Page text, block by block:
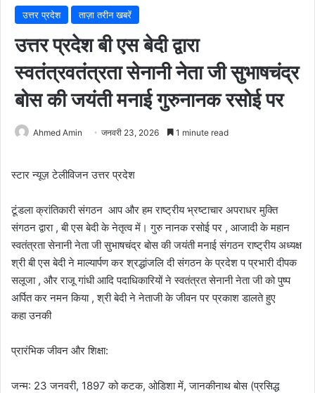
उत्तर प्रदेश ताज़ा तरीन खबरें
उत्तर प्रदेश बी एस बेदी द्वारा
स्वतंत्रवतंत्रता सेनानी नेता जी सुभाषचंद्र
बोस की जयंती मनाई गुरुनानक रसोई पर
Ahmed Amin जनवरी 23, 2026 1 minute read
स्टार न्यूज़ टेलीविजन उत्तर प्रदेश
टूंडला क्रांतिकारी संगठन आप और हम राष्ट्रीय भ्रष्टाचार अपराधर मुक्ति
संगठन द्वारा , बी एस बेदी के नेतृत्व में। गुरु नानक रसोई पर , आजादी के महान
स्वतंत्रता सेनानी नेता जी सुभाषचंद्र बोस की जयंती मनाई संगठन राष्ट्रीय अध्यक्ष
श्री बी एस बेदी ने माल्यार्पण कर श्रद्धांजलि दी संगठन के प्रदेश प प्रभारी दीपक
सलूजा , और राजू गांधी आदि पदाधिकारियों ने स्वतंत्रत सेनानी नेता जी को पुष्प
अर्पित कर नमन किया , श्री बेदी ने नेताजी के जीवन पर प्रकाश डालते हुए
कहा उनकी
प्रारंभिक जीवन और शिक्षा:
जन्म: 23 जनवरी, 1897 को कटक, ओडिशा में, जानकीनाथ बोस (प्रसिद्ध